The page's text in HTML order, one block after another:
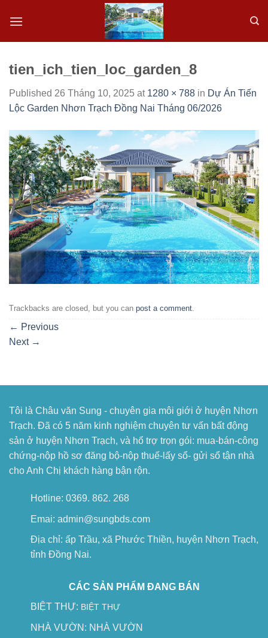
tien_ich_tien_loc_garden_8
Published 26 Tháng 10, 2025 at 1280 × 788 in Dự Án Tiến
Lộc Garden Nhơn Trạch Đồng Nai Tháng 06/2026
Trackbacks are closed, but you can post a comment
← Previous
Next →
Tôi là Châu văn Sung - chuyên gia môi giới ở huyện Nhơn
Trạch. Đã có 5 năm kinh nghiệm chuyên tư vấn bất động
sản ở huyện Nhơn Trạch, và hổ trợ trọn gói: mua-bán-công
chứng-nộp hồ sơ đăng bộ-nộp thuế-lấy sổ- gửi sổ tận nhà
cho Anh Chị khách hàng bận rộn.
Hotline: 0369. 862. 268
Emai: admin@sungbds.com
Địa chỉ: ấp Trầu, xã Phước Thiền, huyện Nhơn Trạch,
tỉnh Đồng Nai.
CÁC SẢN PHẨM ĐANG BÁN
BIỆT THỰ: BIỆT THỰ
NHÀ VƯỜN: NHÀ VƯỜN